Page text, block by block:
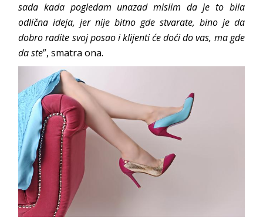
sada kada pogledam unazad mislim da je to bila
odlična ideja, jer nije bitno gde stvarate, bino je da
dobro radite svoj posao i klijenti će doći do vas, ma gde
da ste”, smatra ona.